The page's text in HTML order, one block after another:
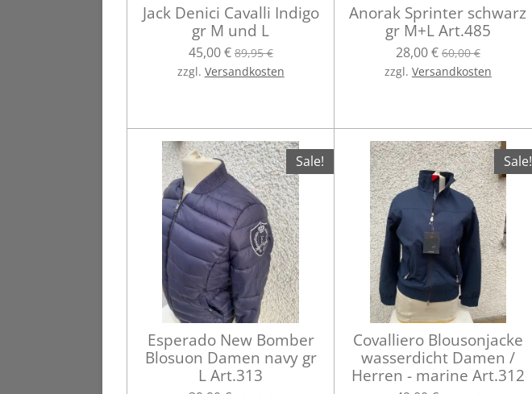
Jack Denici Cavalli Indigo
gr M und L
45,00 € 89,95 €
zzgl. Versandkosten
Anorak Sprinter schwarz
gr M+L Art.485
28,00 € 60,00 €
zzgl. Versandkosten
Sale!
Esperado New Bomber
Blosuon Damen navy gr
L Art.313
Sale!
Covalliero Blousonjacke
wasserdicht Damen /
Herren - marine Art.312